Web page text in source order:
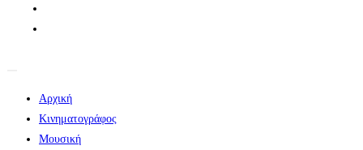
Αρχική
Κινηματογράφος
Μουσική